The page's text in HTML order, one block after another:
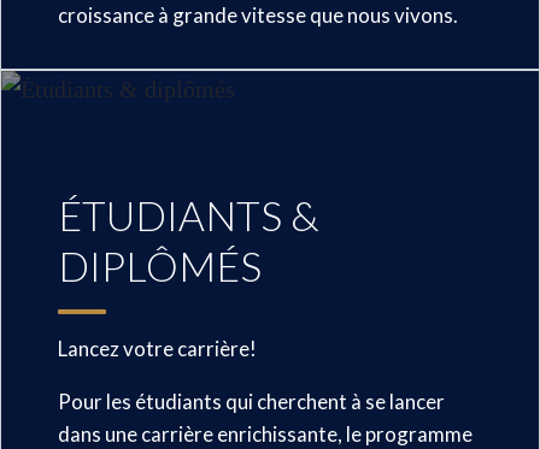
croissance à grande vitesse que nous vivons.
ÉTUDIANTS &
DIPLÔMÉS
Lancez votre carrière!
Pour les étudiants qui cherchent à se lancer
dans une carrière enrichissante, le programme